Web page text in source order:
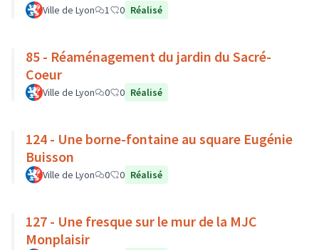
Ville de Lyon 1 0 Réalisé
85 - Réaménagement du jardin du Sacré-
Coeur
Ville de Lyon 0 0 Réalisé
124 - Une borne-fontaine au square Eugénie
Buisson
Ville de Lyon 0 0 Réalisé
127 - Une fresque sur le mur de la MJC
Monplaisir